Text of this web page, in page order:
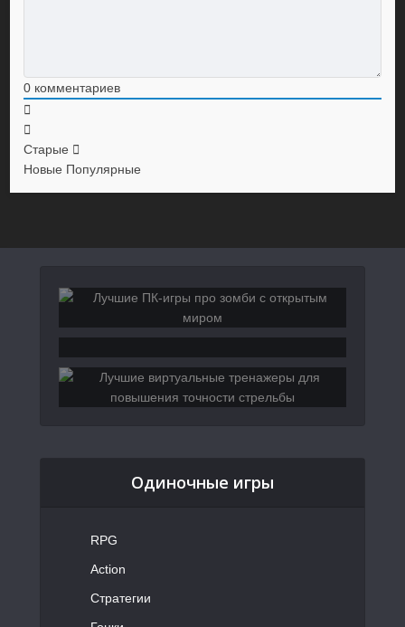
0 комментариев
Старые
Новые Популярные
Одиночные игры
RPG
Action
Стратегии